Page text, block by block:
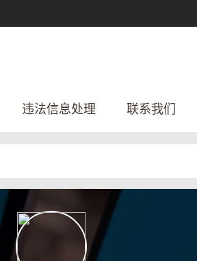
违法信息处理 联系我们